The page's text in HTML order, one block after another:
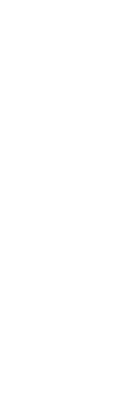
vacker,
populära
sjukdom.
anpassa
och taktiskt
tiden när du